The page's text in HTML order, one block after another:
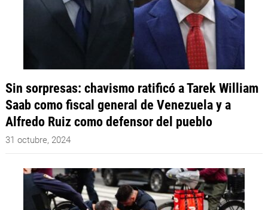
Sin sorpresas: chavismo ratificó a Tarek William
Saab como fiscal general de Venezuela y a
Alfredo Ruiz como defensor del pueblo
31 octubre, 2024